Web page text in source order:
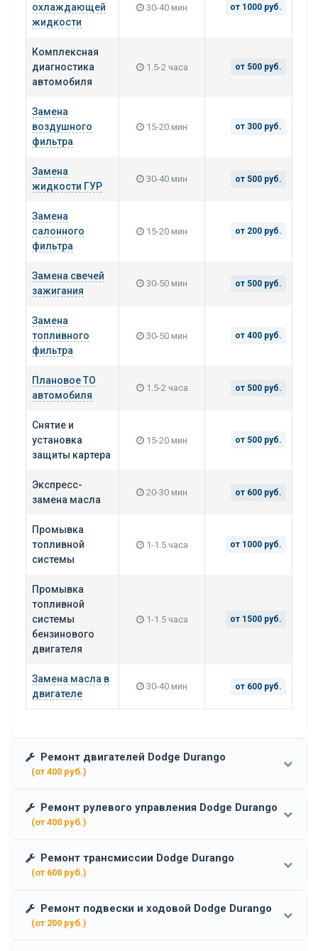
охлаждающей
жидкости
30-40 мин от 1000 руб.
Комплексная
диагностика
автомобиля
1.5-2 часа от 500 руб.
Замена
воздушного
фильтра
15-20 мин от 300 руб.
Замена
жидкости ГУР
30-40 мин от 500 руб.
Замена
салонного
фильтра
15-20 мин от 200 руб.
Замена свечей
зажигания
30-50 мин от 500 руб.
Замена
топливного
фильтра
30-50 мин от 400 руб.
Плановое ТО
автомобиля
1.5-2 часа от 500 руб.
Снятие и
установка
защиты картера
15-20 мин от 500 руб.
Экспресс-
замена масла
20-30 мин от 600 руб.
Промывка
топливной
системы
1-1.5 часа от 1000 руб.
Промывка
топливной
системы
бензинового
двигателя
1-1.5 часа от 1500 руб.
Замена масла в
двигателе
30-40 мин от 600 руб.
Ремонт двигателей Dodge Durango
(от 400 руб.)
Ремонт рулевого управления Dodge Durango
(от 400 руб.)
Ремонт трансмиссии Dodge Durango
(от 600 руб.)
Ремонт подвески и ходовой Dodge Durango
(от 200 руб.)